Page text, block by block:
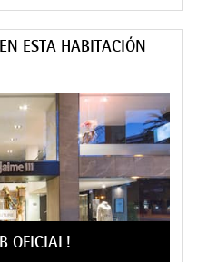
ESTA HABITACIÓN
OFICIAL!